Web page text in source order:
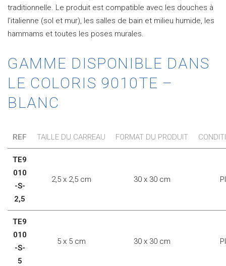
traditionnelle. Le produit est compatible avec les douches à
l’italienne (sol et mur), les salles de bain et milieu humide, les
hammams et toutes les poses murales.
GAMME DISPONIBLE DANS
LE COLORIS 9010TE –
BLANC
REF TAILLE DU CARREAU FORMAT DU PRODUIT
TE9
010
-S-
2,5
2,5 x 2,5 cm 30 x 30 cm
TE9
010
-S-
5
5 x 5 cm 30 x 30 cm